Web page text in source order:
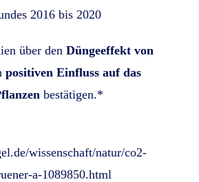
2016 bis 2020
über den Düngeeffekt von
positiven Einfluss auf das
bestätigen.*
wissenschaft/natur/co2-
a-1089850.html